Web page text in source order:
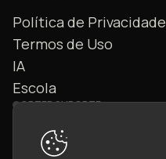
Política de Privacidade
Termos de Uso
IA
Escola
OBTER SUPORTE
Fale Conosco